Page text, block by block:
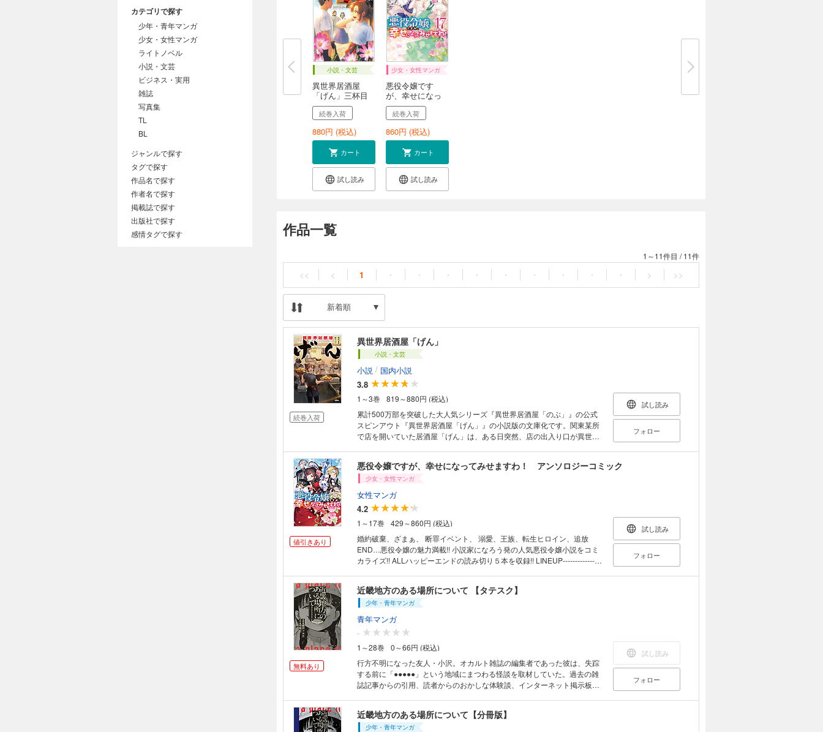
小説・文芸
異世界居酒屋
「げん」三杯目
続巻入荷
880円 (税込)
カート
試し読み
少女・女性マンガ
悪役令嬢です
が、幸せになっ
てみ...
続巻入荷
860円 (税込)
カート
試し読み
作品一覧
1～11件目 /11件
<< < 1 ・ ・ ・ ・ ・ ・ ・ ・ ・ > >>
新着順
続巻入荷
異世界居酒屋「げん」
小説・文芸
小説 / 国内小説
3.8
1～3巻
819～880円 (税込)
累計500万部を突破した大人気シリーズ『異世界居酒屋「のぶ」』の公式
スピンアウト『異世界居酒屋「げん」』の小説版の文庫化です。関東某所
で店を開いていた居酒屋「げん」は、ある日突然、店の出入り口が異世界
けることを決める。異世界の人々は美食家が多いが、ハンバーグや肉じゃ
が、カレーうどんなど、初めて味わう料理に魅了されていく。酒と料理が
縁を繋ぎ、集まる人々の物語を紡いでいく、異世界グルメファンタジー！
待望の文庫化です。さらに文庫版特典として、「げん」のキャラクターが
「のぶ」のキャラクターたちと邂逅する書き下ろし短編も収録。 ※本書は
2022年4月に刊行した単行本『小説 異世界居酒屋「げん」』を文庫化した
ものです。
試し読み
フォロー
値引きあり
悪役令嬢ですが、幸せになってみせますわ！ アンソロジーコミック
少女・女性マンガ
女性マンガ
4.2
1～17巻
429～860円 (税込)
婚約破棄、ざまぁ、 断罪イベント、 溺愛、王族、転生ヒロイン、追放
END…悪役令嬢の魅力満載!! 小説家になろう発の人気悪役令嬢小説をコミ
カライズ!! ALLハッピーエンドの読み切り５本を収録!! LINEUP----------------
されて修道院に行くお嬢様の話」空倉シキジ 原作:結城暁 妹に婚約者を奪
われ追放!? 「絶対に婚約破棄をしてみせます！～悪役令嬢に、私はな
る！」黒榮ゆい 原作:麗伽空 婚約破棄の為に男爵令嬢をいじめ!? 「悪の華
道を行きましょう」やましろ梅太 原作:真冬日 婚約破棄されハゲデブ親父
と結婚!? 「悪役令嬢は第二王子の初恋に翻弄される」尾羊英 原作:水野沙
彰 断罪された私の前に第二王子が現れ…。 -----------------------------------------
------- 突然の婚約破棄、そして迫りくる断罪イベント…!! 王子に捨てられ、
そしてこんな男と結婚…!? 婚約者たちは可憐な妹に夢中!? 婚約破棄された
悪役令嬢に手を差し伸べるのは…!? 危機的状況からはじまる悪役令嬢たち
の物語の結末は…ALLハッピーエンドです♪ 『小説家になろう』の人気読
み切り作品ばかりを集めた満足感いっぱいの悪役令嬢アンソロジー!!
試し読み
フォロー
無料あり
近畿地方のある場所について 【タテスク】
少年・青年マンガ
青年マンガ
-
1～28巻
0～66円 (税込)
行方不明になった友人・小沢。オカルト雑誌の編集者であった彼は、失踪
する前に「●●●●●」という地域にまつわる怪談を取材していた。過去の雑
誌記事からの引用、読者からのおかしな体験談、インターネット掲示板の
がってくるのであった。
試し読み
フォロー
近畿地方のある場所について【分冊版】
少年・青年マンガ
カテゴリで探す
少年・青年マンガ
少女・女性マンガ
ライトノベル
小説・文芸
ビジネス・実用
雑誌
写真集
TL
BL
ジャンルで探す
タグで探す
作品名で探す
作者名で探す
掲載誌で探す
出版社で探す
感情タグで探す